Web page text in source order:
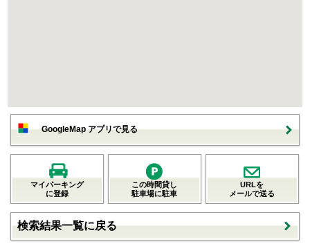
GoogleMap アプリで見る
マイパーキング
に登録
この時間貸し
駐車場に駐車
URLを
メールで送る
検索結果一覧に戻る